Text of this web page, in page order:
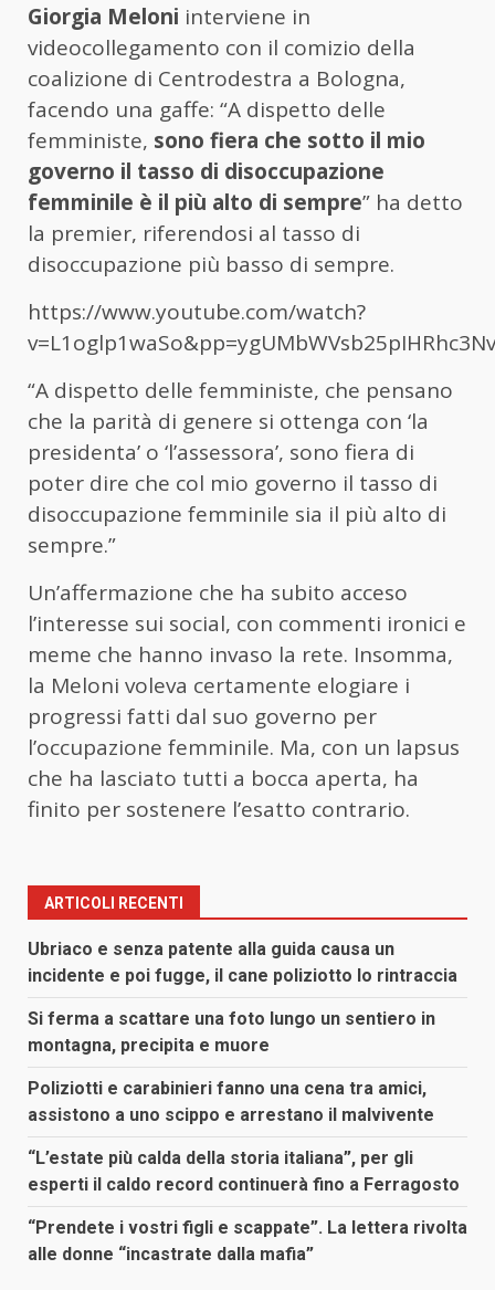
Giorgia Meloni interviene in
videocollegamento con il comizio della
coalizione di Centrodestra a Bologna,
facendo una gaffe: “A dispetto delle
femministe, sono fiera che sotto il mio
governo il tasso di disoccupazione
femminile è il più alto di sempre” ha detto
la premier, riferendosi al tasso di
disoccupazione più basso di sempre.
https://www.youtube.com/watch?
v=L1oglp1waSo&pp=ygUMbWVsb25pIHRhc3Nv
“A dispetto delle femministe, che pensano
che la parità di genere si ottenga con ‘la
presidenta’ o ‘l’assessora’, sono fiera di
poter dire che col mio governo il tasso di
disoccupazione femminile sia il più alto di
sempre.”
Un’affermazione che ha subito acceso
l’interesse sui social, con commenti ironici e
meme che hanno invaso la rete. Insomma,
la Meloni voleva certamente elogiare i
progressi fatti dal suo governo per
l’occupazione femminile. Ma, con un lapsus
che ha lasciato tutti a bocca aperta, ha
finito per sostenere l’esatto contrario.
ARTICOLI RECENTI
Ubriaco e senza patente alla guida causa un
incidente e poi fugge, il cane poliziotto lo rintraccia
Si ferma a scattare una foto lungo un sentiero in
montagna, precipita e muore
Poliziotti e carabinieri fanno una cena tra amici,
assistono a uno scippo e arrestano il malvivente
“L’estate più calda della storia italiana”, per gli
esperti il caldo record continuerà fino a Ferragosto
“Prendete i vostri figli e scappate”. La lettera rivolta
alle donne “incastrate dalla mafia”